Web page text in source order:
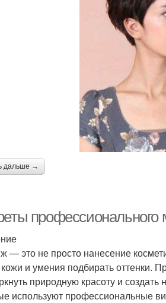
дальше →
профессионального
— это не просто нанесение
и умения подбирать оттенки.
природную красоту и
используют профессиональные